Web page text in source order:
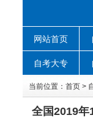
网站首页
自考大专
当前位置： 首页>
全国2019年